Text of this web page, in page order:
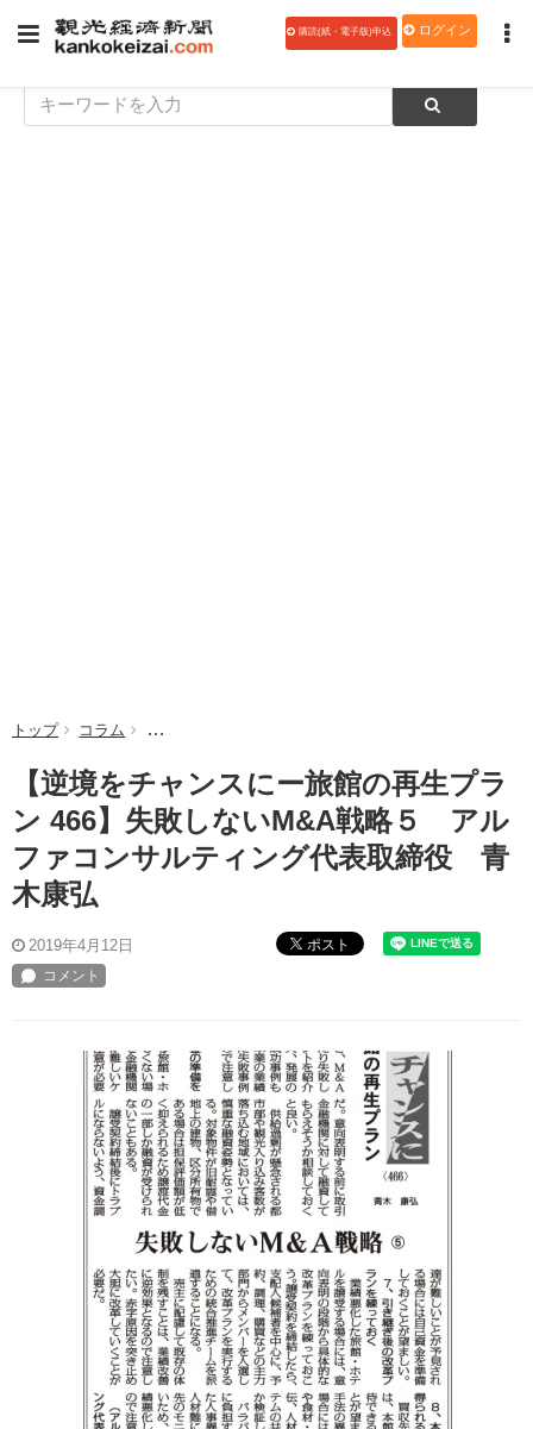
購読(紙・電子版)申込 ログイン
トップ コラム 【逆境をチャンスにー旅館の再生プラン 466】失敗
【逆境をチャンスにー旅館の再生プラ
ン 466】失敗しないM&A戦略５ アル
ファコンサルティング代表取締役 青
木康弘
2019年4月12日 ポスト